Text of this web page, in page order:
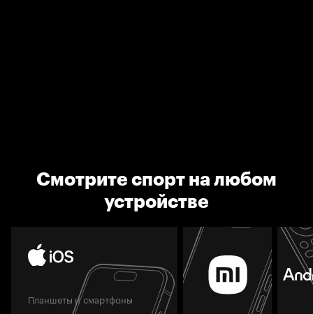
Смотрите спорт на любом
устройстве
Планшеты и смартфоны